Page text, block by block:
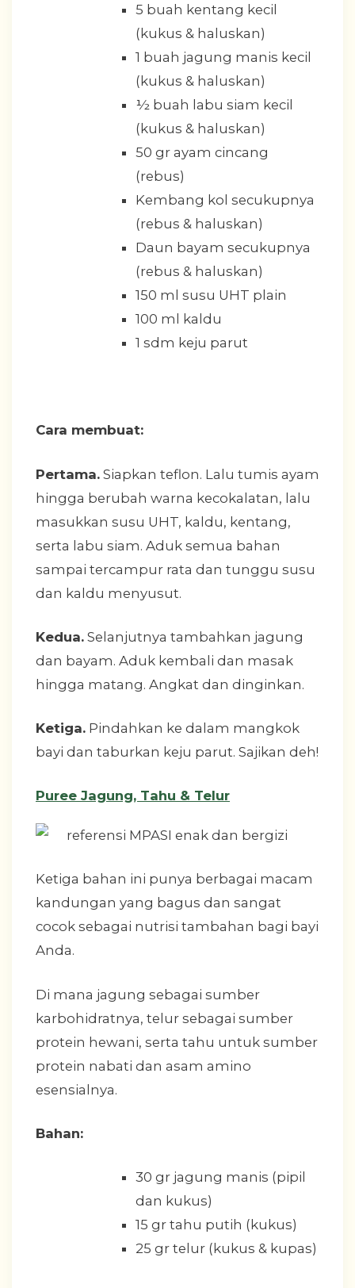
5 buah kentang kecil
(kukus & haluskan)
1 buah jagung manis kecil
(kukus & haluskan)
½ buah labu siam kecil
(kukus & haluskan)
50 gr ayam cincang
(rebus)
Kembang kol secukupnya
(rebus & haluskan)
Daun bayam secukupnya
(rebus & haluskan)
150 ml susu UHT plain
100 ml kaldu
1 sdm keju parut
Cara membuat:
Pertama. Siapkan teflon. Lalu tumis ayam
hingga berubah warna kecokalatan, lalu
masukkan susu UHT, kaldu, kentang,
serta labu siam. Aduk semua bahan
sampai tercampur rata dan tunggu susu
dan kaldu menyusut.
Kedua. Selanjutnya tambahkan jagung
dan bayam. Aduk kembali dan masak
hingga matang. Angkat dan dinginkan.
Ketiga. Pindahkan ke dalam mangkok
bayi dan taburkan keju parut. Sajikan deh!
Puree Jagung, Tahu & Telur
Ketiga bahan ini punya berbagai macam
kandungan yang bagus dan sangat
cocok sebagai nutrisi tambahan bagi bayi
Anda.
Di mana jagung sebagai sumber
karbohidratnya, telur sebagai sumber
protein hewani, serta tahu untuk sumber
protein nabati dan asam amino
esensialnya.
Bahan:
30 gr jagung manis (pipil
dan kukus)
15 gr tahu putih (kukus)
25 gr telur (kukus & kupas)